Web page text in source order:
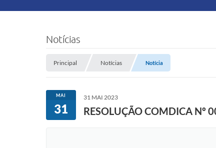
Notícias
Principal Notícias Notícia
MAI
31
31 MAI 2023
RESOLUÇÃO COMDICA Nº